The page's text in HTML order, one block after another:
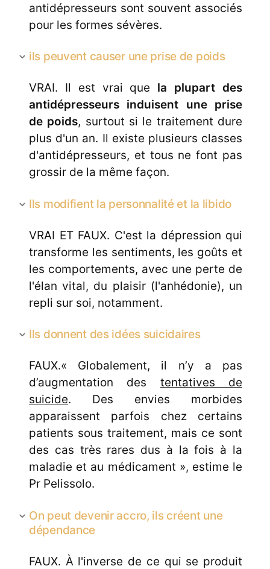
antidépresseurs sont souvent associés
pour les formes sévères.
ils peuvent causer une prise de poids
VRAI. Il est vrai que la plupart des
antidépresseurs induisent une prise
de poids, surtout si le traitement dure
plus d'un an. Il existe plusieurs classes
d'antidépresseurs, et tous ne font pas
grossir de la même façon.
Ils modifient la personnalité et la libido
VRAI ET FAUX. C'est la dépression qui
transforme les sentiments, les goûts et
les comportements, avec une perte de
l'élan vital, du plaisir (l'anhédonie), un
repli sur soi, notamment.
Ils donnent des idées suicidaires
FAUX.« Globalement, il n’y a pas
d’augmentation des tentatives de
suicide. Des envies morbides
apparaissent parfois chez certains
patients sous traitement, mais ce sont
des cas très rares dus à la fois à la
maladie et au médicament », estime le
Pr Pelissolo.
On peut devenir accro, ils créent une
dépendance
FAUX. À l'inverse de ce qui se produit